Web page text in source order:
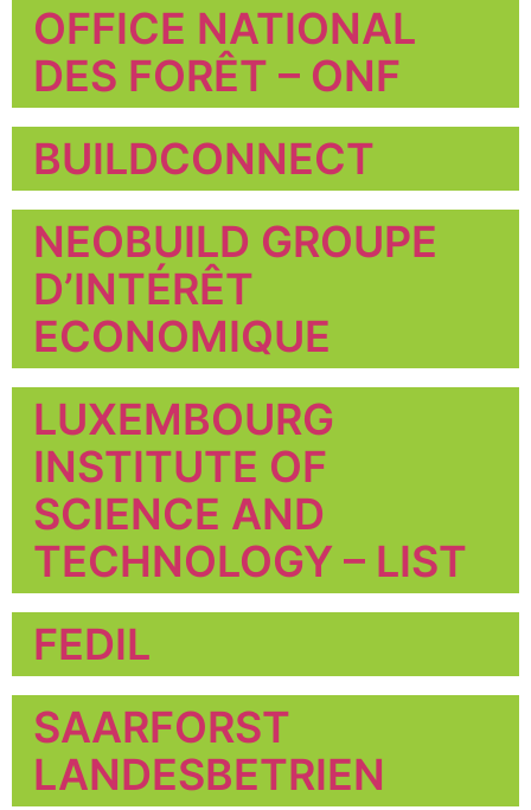
OFFICE NATIONAL
DES FORÊT – ONF
BUILDCONNECT
NEOBUILD GROUPE
D’INTÉRÊT
ECONOMIQUE
LUXEMBOURG
INSTITUTE OF
SCIENCE AND
TECHNOLOGY – LIST
FEDIL
SAARFORST
LANDESBETRIEN